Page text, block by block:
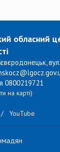
обласний
0800219721
на карті)
/ YouTube